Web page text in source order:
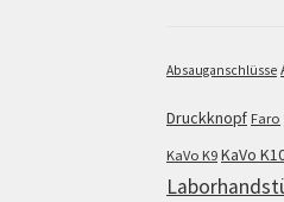
Absauganschlüsse
Druckknopf Faro
KaVo K9 KaVo